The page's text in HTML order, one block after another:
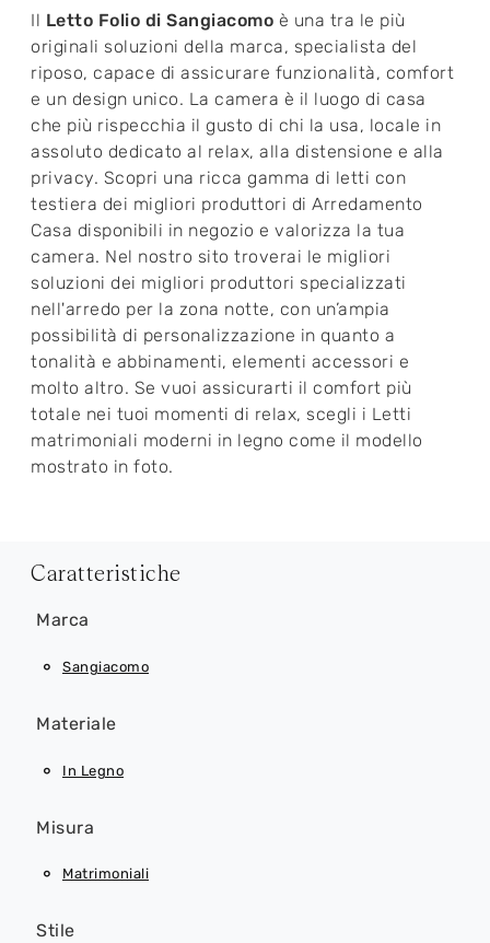
Il Letto Folio di Sangiacomo è una tra le più
originali soluzioni della marca, specialista del
riposo, capace di assicurare funzionalità, comfort
e un design unico. La camera è il luogo di casa
che più rispecchia il gusto di chi la usa, locale in
assoluto dedicato al relax, alla distensione e alla
privacy. Scopri una ricca gamma di letti con
testiera dei migliori produttori di Arredamento
Casa disponibili in negozio e valorizza la tua
camera. Nel nostro sito troverai le migliori
soluzioni dei migliori produttori specializzati
nell'arredo per la zona notte, con un’ampia
possibilità di personalizzazione in quanto a
tonalità e abbinamenti, elementi accessori e
molto altro. Se vuoi assicurarti il comfort più
totale nei tuoi momenti di relax, scegli i Letti
matrimoniali moderni in legno come il modello
mostrato in foto.
Caratteristiche
Marca
Sangiacomo
Materiale
In Legno
Misura
Matrimoniali
Stile